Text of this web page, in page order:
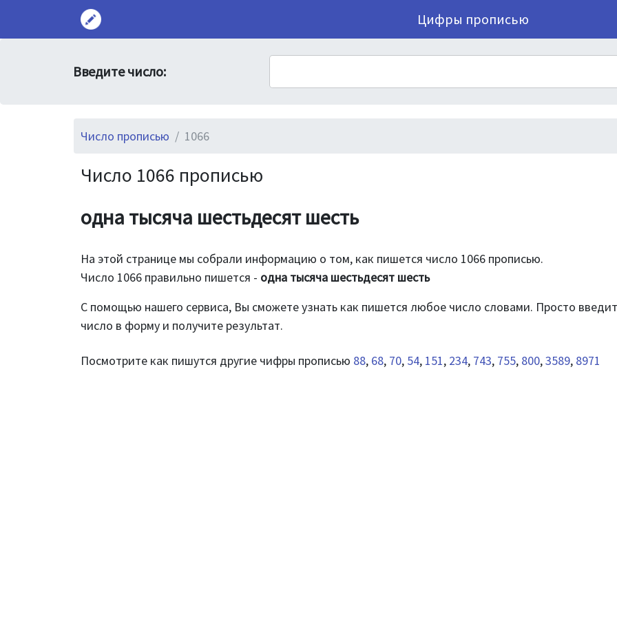
Цифры прописью
Введите число:
Число прописью 1066
Число 1066 прописью
одна тысяча шестьдесят шесть
На этой странице мы собрали информацию о том, как пишется число 1066 прописью.
Число 1066 правильно пишется - одна тысяча шестьдесят шесть
С помощью нашего сервиса, Вы сможете узнать как пишется любое число словами. Просто
число в форму и получите результат.
Посмотрите как пишутся другие чифры прописью 88, 68, 70, 54, 151, 234, 743, 755, 800,3589, 8971